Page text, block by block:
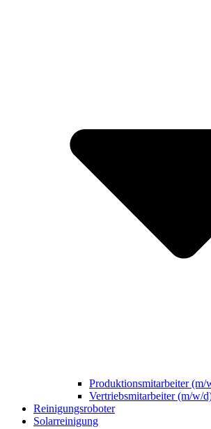
Produktionsmitarbeiter (m/
Vertriebsmitarbeiter (m/w/
Reinigungsroboter
Solarreinigung